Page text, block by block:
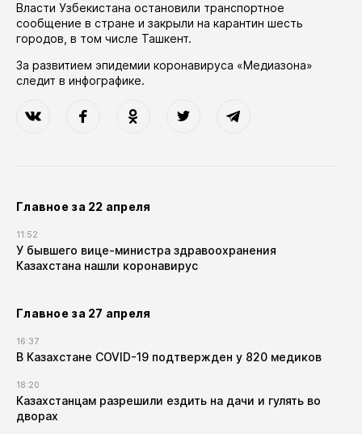
Власти Узбекистана остановили транспортное
сообщение в стране и закрыли на карантин шесть
городов, в том числе Ташкент.
За развитием эпидемии коронавируса «Медиазона»
следит в инфографике.
Главное за 22 апреля
11:52
У бывшего вице-министра здравоохранения
Казахстана нашли коронавирус
Главное за 27 апреля
16:37
В Казахстане COVID-19 подтвержден у 820 медиков
18:20
Казахстанцам разрешили ездить на дачи и гулять во
дворах